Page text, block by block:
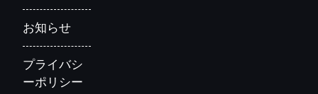
お知らせ
プライバシ
ーポリシー